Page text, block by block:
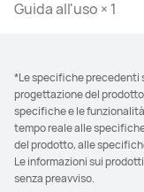
Guida all'uso × 1
*Le specifiche precedenti
progettazione del
specifiche e le
tempo reale alle
del prodotto, alle
Le informazioni sui
senza preavviso.